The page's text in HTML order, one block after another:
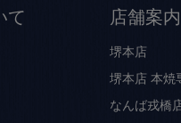
て 店舗案内
堺本店
堺本店 本焼
なんば戎橋